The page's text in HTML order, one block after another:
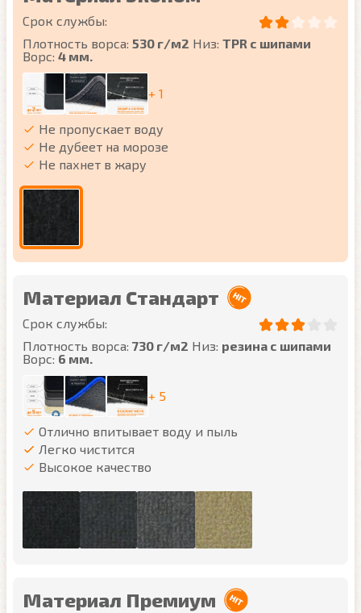
Срок службы:
Плотность ворса: 530 г/м2 Низ: TPR с шипами
Ворс: 4 мм.
+ 1
Не пропускает воду
Не дубеет на морозе
Не пахнет в жару
Материал Стандарт
Срок службы:
Плотность ворса: 730 г/м2 Низ: резина с шипами
Ворс: 6 мм.
+ 5
Отлично впитывает воду и пыль
Легко чистится
Высокое качество
Материал Премиум